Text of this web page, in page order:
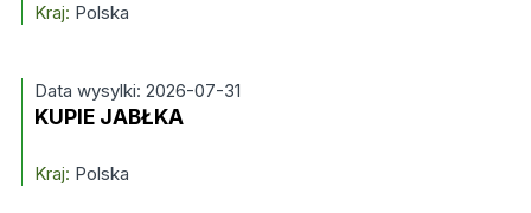
Kraj: Polska
Data wysylki: 2026-07-31
KUPIE JABŁKA
Kraj: Polska